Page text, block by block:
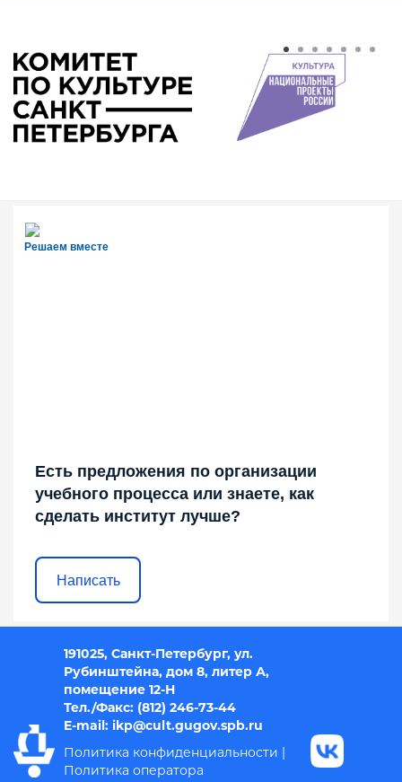
Решаем вместе
Есть предложения по организации
учебного процесса или знаете, как
сделать институт лучше?
Написать
191025, Санкт-Петербург, ул.
Рубинштейна, дом 8, литер А,
помещение 12-Н
Тел./Факс: (812) 246-73-44
E-mail: ikp@cult.gugov.spb.ru
Политика конфиденциальности |
Политика оператора